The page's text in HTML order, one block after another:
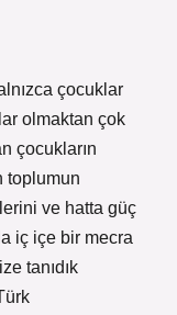
çocuklar
olmaktan çok
çocukların
toplumun
ve hatta güç
iç içe bir mecra
tanıdık